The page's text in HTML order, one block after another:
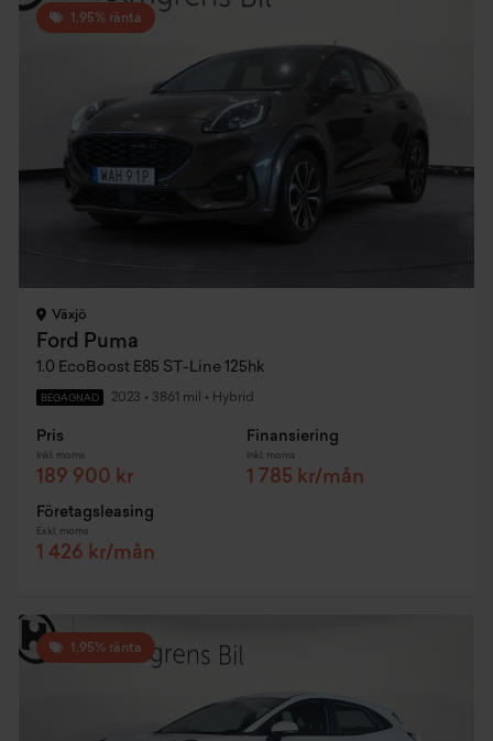
1,95% ränta
Växjö
Ford Puma
1.0 EcoBoost E85 ST-Line 125hk
BEGAGNAD 2023 • 3861 mil • Hybrid
Pris
Inkl. moms
189 900 kr
Finansiering
Inkl. moms
1 785 kr/mån
Företagsleasing
Exkl. moms
1 426 kr/mån
1,95% ränta